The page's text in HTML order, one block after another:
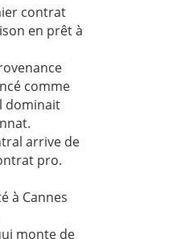
contrat
en prêt à
comme
dominait
arrive de
pro.
à Cannes
monte de